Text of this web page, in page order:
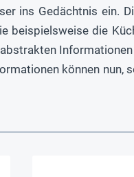
ins Gedächtnis ein.
beispielsweise die
können nun,